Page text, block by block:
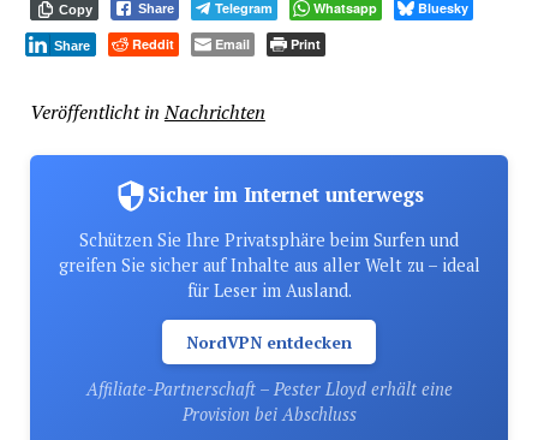
Copy Share Telegram Whatsapp Bluesky
Share Reddit Email Print
Veröffentlicht in Nachrichten
Sicher im Internet unterwegs
Schützen Sie Ihre Privatsphäre beim Surfen und
greifen Sie sicher auf Inhalte aus aller Welt zu – ideal
für Leser im Ausland.
NordVPN entdecken
Affiliate-Partnerschaft – Pester Lloyd erhält eine
Provision bei Abschluss